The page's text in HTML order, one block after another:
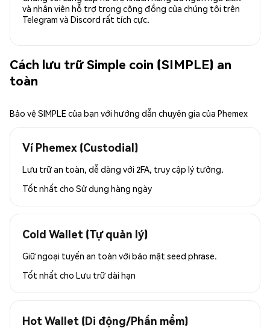
và nhân viên hỗ trợ trong cộng đồng của chúng tôi trên
Telegram và Discord rất tích cực.
Cách lưu trữ Simple coin (SIMPLE) an
toàn
Bảo vệ SIMPLE của bạn với hướng dẫn chuyên gia của Phemex
Ví Phemex (Custodial)
Lưu trữ an toàn, dễ dàng với 2FA, truy cập lý tưởng.
Tốt nhất cho Sử dụng hàng ngày
Cold Wallet (Tự quản lý)
Giữ ngoại tuyến an toàn với bảo mật seed phrase.
Tốt nhất cho Lưu trữ dài hạn
Hot Wallet (Di động/Phần mềm)